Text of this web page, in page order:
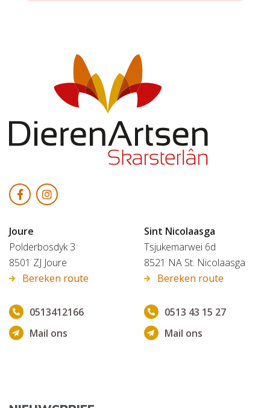
Joure
Polderbosdyk 3
8501 ZJ Joure
Bereken route
0513412166
Mail ons
Sint Nicolaasga
Tsjukemarwei 6d
8521 NA St. Nicolaasga
Bereken route
0513 43 15 27
Mail ons